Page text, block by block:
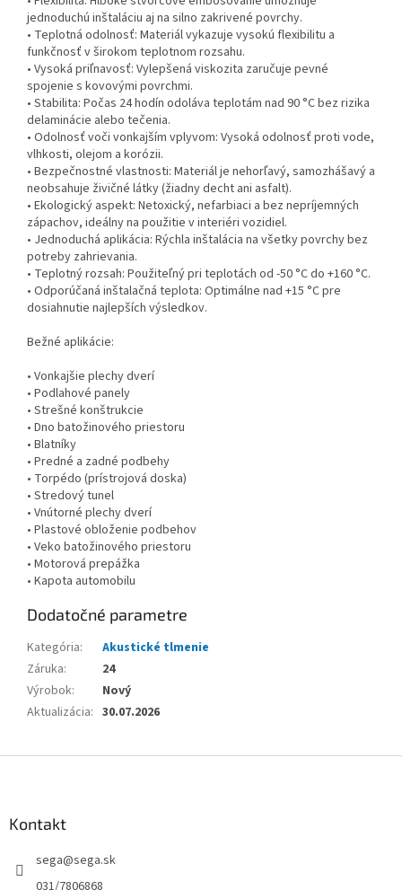
jednoduchú inštaláciu aj na silno zakrivené povrchy.
• Teplotná odolnosť: Materiál vykazuje vysokú flexibilitu a
funkčnosť v širokom teplotnom rozsahu.
• Vysoká priľnavosť: Vylepšená viskozita zaručuje pevné
spojenie s kovovými povrchmi.
• Stabilita: Počas 24 hodín odoláva teplotám nad 90 °C bez rizika
delaminácie alebo tečenia.
• Odolnosť voči vonkajším vplyvom: Vysoká odolnosť proti vode,
vlhkosti, olejom a korózii.
• Bezpečnostné vlastnosti: Materiál je nehorľavý, samozhášavý a
neobsahuje živičné látky (žiadny decht ani asfalt).
• Ekologický aspekt: Netoxický, nefarbiaci a bez nepríjemných
zápachov, ideálny na použitie v interiéri vozidiel.
• Jednoduchá aplikácia: Rýchla inštalácia na všetky povrchy bez
potreby zahrievania.
• Teplotný rozsah: Použiteľný pri teplotách od -50 °C do +160 °C.
• Odporúčaná inštalačná teplota: Optimálne nad +15 °C pre
dosiahnutie najlepších výsledkov.
Bežné aplikácie:
• Vonkajšie plechy dverí
• Podlahové panely
• Strešné konštrukcie
• Dno batožinového priestoru
• Blatníky
• Predné a zadné podbehy
• Torpédo (prístrojová doska)
• Stredový tunel
• Vnútorné plechy dverí
• Plastové obloženie podbehov
• Veko batožinového priestoru
• Motorová prepážka
• Kapota automobilu
Dodatočné parametre
Kategória:
Akustické tlmenie
Záruka:
24
Výrobok:
Nový
Aktualizácia: 30.07.2026
Kontakt
sega@sega.sk